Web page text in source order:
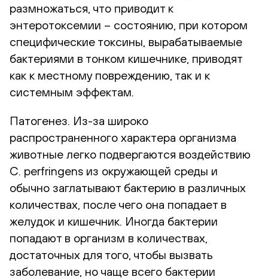
размножаться, что приводит к
энтеротоксемии – состоянию, при котором
специфические токсины, вырабатываемые
бактериями в тонком кишечнике, приводят
как к местному повреждению, так и к
системным эффектам.
Патогенез. Из-за широко
распространенного характера организма
животные легко подвергаются воздействию
C. perfringens из окружающей среды и
обычно заглатывают бактерию в различных
количествах, после чего она попадает в
желудок и кишечник. Иногда бактерии
попадают в организм в количествах,
достаточных для того, чтобы вызвать
заболевание, но чаще всего бактерии